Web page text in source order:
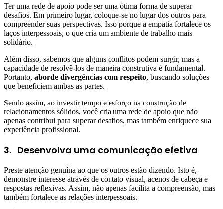
Ter uma rede de apoio pode ser uma ótima forma de superar
desafios. Em primeiro lugar, coloque-se no lugar dos outros para
compreender suas perspectivas. Isso porque a empatia fortalece os
laços interpessoais, o que cria um ambiente de trabalho mais
solidário.
Além disso, sabemos que alguns conflitos podem surgir, mas a
capacidade de resolvê-los de maneira construtiva é fundamental.
Portanto, aborde divergências com respeito, buscando soluções
que beneficiem ambas as partes.
Sendo assim, ao investir tempo e esforço na construção de
relacionamentos sólidos, você cria uma rede de apoio que não
apenas contribui para superar desafios, mas também enriquece sua
experiência profissional.
3. Desenvolva uma comunicação efetiva
Preste atenção genuína ao que os outros estão dizendo. Isto é,
demonstre interesse através de contato visual, acenos de cabeça e
respostas reflexivas. Assim, não apenas facilita a compreensão, mas
também fortalece as relações interpessoais.